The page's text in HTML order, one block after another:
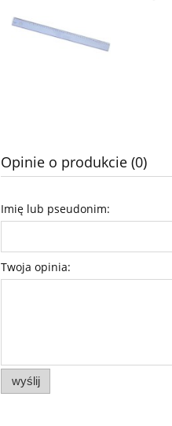
Opinie o produkcie (0)
Imię lub pseudonim:
Twoja opinia:
wyślij